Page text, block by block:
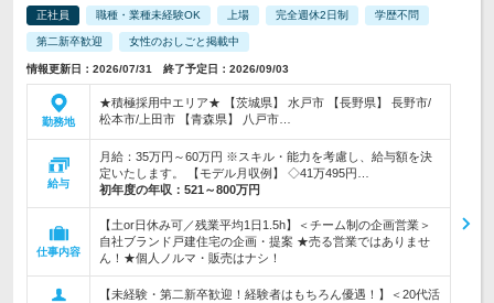
正社員 職種・業種未経験OK 上場 完全週休2日制 学歴不問
第二新卒歓迎 女性のおしごと掲載中
情報更新日：2026/07/31 終了予定日：2026/09/03
勤務地
★積極採用中エリア★ 【茨城県】 水戸市 【長野県】 長野市/
松本市/上田市 【青森県】 八戸市…
給与
月給：35万円～60万円 ※スキル・能力を考慮し、給与額を決
定いたします。 【モデル月収例】 ◇41万495円…
初年度の年収： 521～800万円
仕事内容
【土or日休み可／残業平均1日1.5h】＜チーム制の企画営業＞
自社ブランド戸建住宅の企画・提案 ★売る営業ではありませ
ん！★個人ノルマ・販売はナシ！
【未経験・第二新卒歓迎！経験者はもちろん優遇！】＜20代活